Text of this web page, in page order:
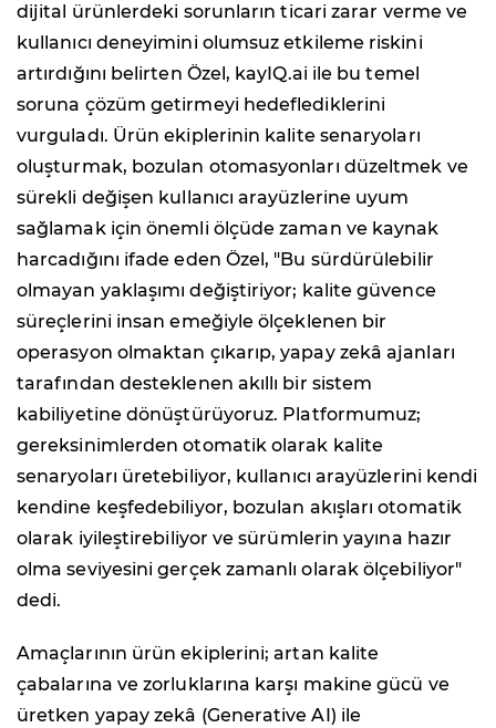
dijital ürünlerdeki sorunların ticari zarar verme ve
kullanıcı deneyimini olumsuz etkileme riskini
artırdığını belirten Özel, kayIQ.ai ile bu temel
soruna çözüm getirmeyi hedeflediklerini
vurguladı. Ürün ekiplerinin kalite senaryoları
oluşturmak, bozulan otomasyonları düzeltmek ve
sürekli değişen kullanıcı arayüzlerine uyum
sağlamak için önemli ölçüde zaman ve kaynak
harcadığını ifade eden Özel, "Bu sürdürülebilir
olmayan yaklaşımı değiştiriyor; kalite güvence
süreçlerini insan emeğiyle ölçeklenen bir
operasyon olmaktan çıkarıp, yapay zekâ ajanları
tarafından desteklenen akıllı bir sistem
kabiliyetine dönüştürüyoruz. Platformumuz;
gereksinimlerden otomatik olarak kalite
senaryoları üretebiliyor, kullanıcı arayüzlerini kendi
kendine keşfedebiliyor, bozulan akışları otomatik
olarak iyileştirebiliyor ve sürümlerin yayına hazır
olma seviyesini gerçek zamanlı olarak ölçebiliyor"
dedi.
Amaçlarının ürün ekiplerini; artan kalite
çabalarına ve zorluklarına karşı makine gücü ve
üretken yapay zekâ (Generative AI) ile